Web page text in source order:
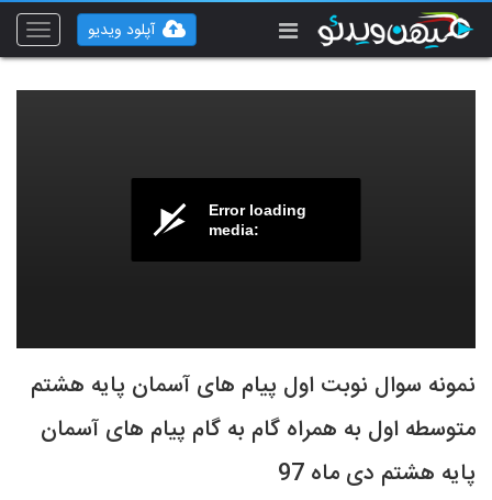
Toggle
آپلود ویدیو
Error loading
media:
نمونه سوال نوبت اول پیام های آسمان پایه هشتم
متوسطه اول به همراه گام به گام پیام های آسمان
پایه هشتم دی ماه 97